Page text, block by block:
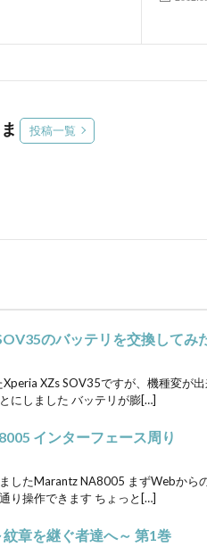
投稿一覧
のバッテリを交換してみ
XZs SOV35ですが、機種変が
にしました バッテリが膨[…]
インターフェース周り
したMarantz NA8005 まずWebから
り操作できます ちょっと[…]
紋章を継ぐ者達へ～ 第1巻